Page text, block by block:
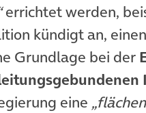
errichtet werden,
kündigt an, einen
Grundlage bei der
eine